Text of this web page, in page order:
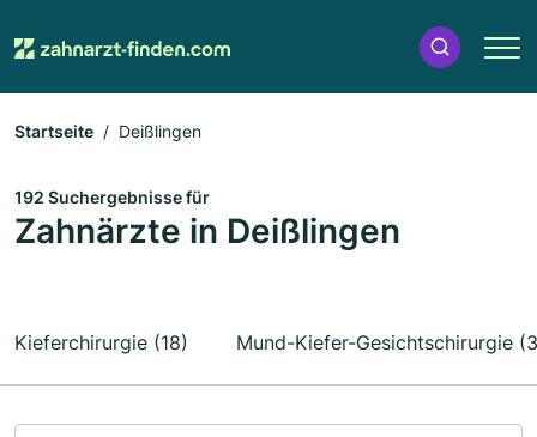
Startseite Deißlingen
192 Suchergebnisse für
Zahnärzte in Deißlingen
Kieferchirurgie (18) Mund-Kiefer-Gesichtschirurgie